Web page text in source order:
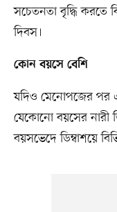
সচেতনতা বৃদ্ধি করতে
দিবস।
কোন বয়সে বেশি
যদিও মেনোপজের পর
যেকোনো বয়সের নারী
বয়সভেদে ডিম্বাশয়ে